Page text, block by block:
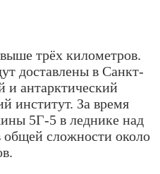
трёх километров.
доставлены в Санкт-
и антарктический
институт. За время
5Г-5 в леднике над
общей сложности около